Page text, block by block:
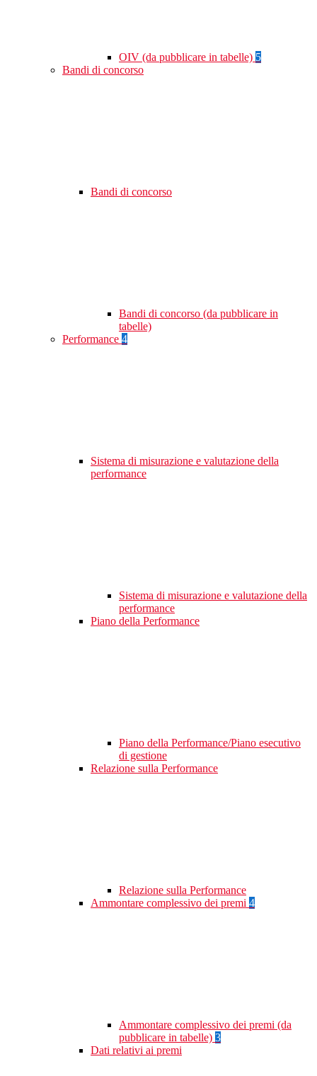
OIV (da pubblicare in tabelle) 5
Bandi di concorso
Bandi di concorso
Bandi di concorso (da pubblicare in
tabelle)
Performance 4
Sistema di misurazione e valutazione della
performance
Sistema di misurazione e valutazione della
performance
Piano della Performance
Piano della Performance/Piano esecutivo
di gestione
Relazione sulla Performance
Relazione sulla Performance
Ammontare complessivo dei premi 4
Ammontare complessivo dei premi (da
pubblicare in tabelle) 3
Dati relativi ai premi